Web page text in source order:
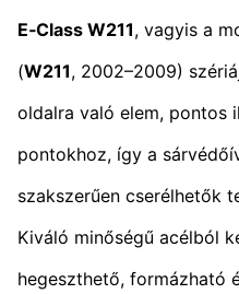
E‑Class W211, vagyis a
(W211, 2002–2009)
oldalra való elem, pontos
pontokhoz, így a
szakszerűen cserélhetők
Kiváló minőségű acélból
hegeszthető, formázható